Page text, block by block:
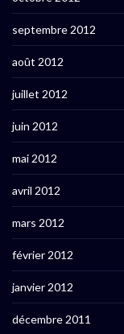
septembre 2012
août 2012
juillet 2012
juin 2012
mai 2012
avril 2012
mars 2012
février 2012
janvier 2012
décembre 2011